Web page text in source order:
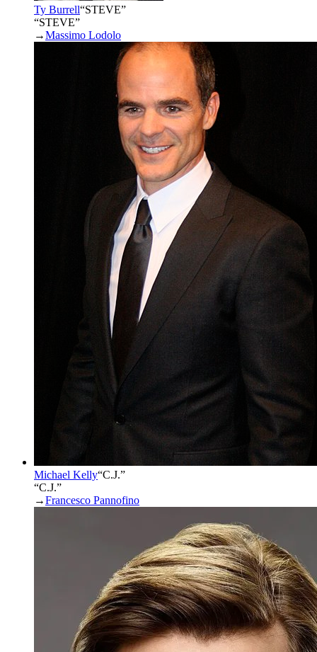
Ty Burrell“STEVE”
“STEVE”
→Massimo Lodolo
Michael Kelly“C.J.”
“C.J.”
→Francesco Pannofino